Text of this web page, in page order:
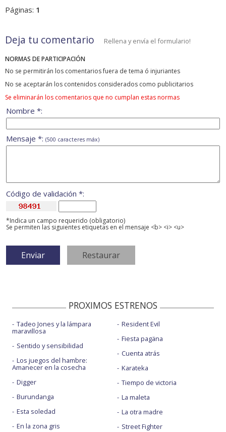
Páginas: 1
Deja tu comentario Rellena y envía el formulario!
NORMAS DE PARTICIPACIÓN
No se permitirán los comentarios fuera de tema ó injuriantes
No se aceptarán los contenidos considerados como publicitarios
Se eliminarán los comentarios que no cumplan estas normas
Nombre *:
Mensaje *: (500 caracteres máx)
Código de validación *:
*Indica un campo requerido (obligatorio)
Se permiten las siguientes etiquetas en el mensaje <b> <i> <u>
PROXIMOS ESTRENOS
Tadeo Jones y la lámpara
maravillosa
Sentido y sensibilidad
Los juegos del hambre:
Amanecer en la cosecha
Digger
Burundanga
Esta soledad
En la zona gris
Resident Evil
Fiesta pagäna
Cuenta atrás
Karateka
Tiempo de victoria
La maleta
La otra madre
Street Fighter